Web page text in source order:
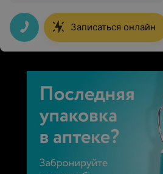
Записаться онлайн